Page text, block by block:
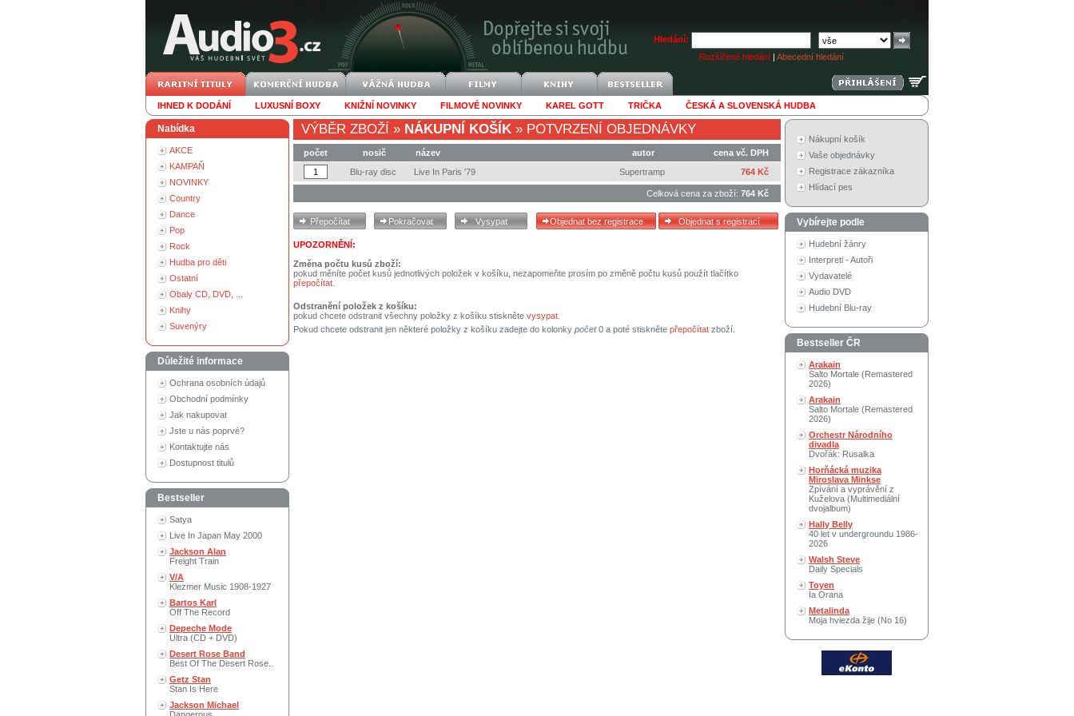
Hledání:
Rozšířené hledání | Abecední hledání
IHNED K DODÁNÍ LUXUSNÍ BOXY KNIŽNÍ NOVINKY FILMOVÉ NOVINKY KAREL GOTT TRIČKA ČESKÁ A SLOVENSKÁ HUDBA
Nabídka
AKCE
KAMPAŇ
NOVINKY
Country
Dance
Pop
Rock
Hudba pro děti
Ostatní
Obaly CD, DVD, ...
Knihy
Suvenýry
Důležité informace
Ochrana osobních údajů
Obchodní podmínky
Jak nakupovat
Jste u nás poprvé?
Kontaktujte nás
Dostupnost titulů
Bestseller
Satya
Live In Japan May 2000
Jackson Alan
Freight Train
V/A
Klezmer Music 1908-1927
Bartos Karl
Off The Record
Depeche Mode
Ultra (CD + DVD)
Desert Rose Band
Best Of The Desert Rose..
Getz Stan
Stan Is Here
Jackson Michael
VÝBĚR ZBOŽÍ » NÁKUPNÍ KOŠÍK » POTVRZENÍ OBJEDNÁVKY
počet nosič název autor
cena vč. DPH
Blu-ray disc
Live In Paris '79 Supertramp 764 Kč
Celková cena za zboží: 764 Kč
UPOZORNĚNÍ:
Změna počtu kusů zboží:
pokud měníte počet kusů jednotlivých položek v košíku, nezapomeňte prosím po změně počtu kusů použít tlačítko
přepočítat
Odstranění položek z košíku:
pokud chcete odstranit všechny položky z košíku stiskněte vysypat
Pokud chcete odstranit jen některé položky z košíku zadejte do kolonky počet0 a poté stiskněte přepočítat zboží.
Nákupní košík
Vaše objednávky
Registrace zákazníka
Hlídací pes
Vybírejte podle
Hudební žánry
Interpreti - Autoři
Vydavatelé
Audio DVD
Hudební Blu-ray
Bestseller ČR
Arakain
Salto Mortale (Remastered
2026)
Arakain
Salto Mortale (Remastered
2026)
Orchestr Národního
divadla
Dvořák: Rusalka
Horňácká muzika
Miroslava Minkse
Zpívání a vyprávění z
Kuželova (Multimediální
dvojalbum)
Hally Belly
40 let v undergroundu 1986-
2026
Walsh Steve
Daily Specials
Toyen
Ia Orana
Metalinda
Moja hviezda žije (No 16)